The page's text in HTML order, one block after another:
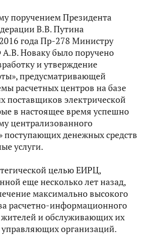
поручением Президента
В.В. Путина
года Пр-278 Министру
А.В. Новаку было поручено
и утверждение
предусматривающей
расчетных центров на базе
поставщиков электрической
в настоящее время успешно
централизованного
поступающих денежных средств
услуги.
целью ЕИРЦ,
еще несколько лет назад,
максимально высокого
расчетно-информационного
и обслуживающих их
управляющих организаций.